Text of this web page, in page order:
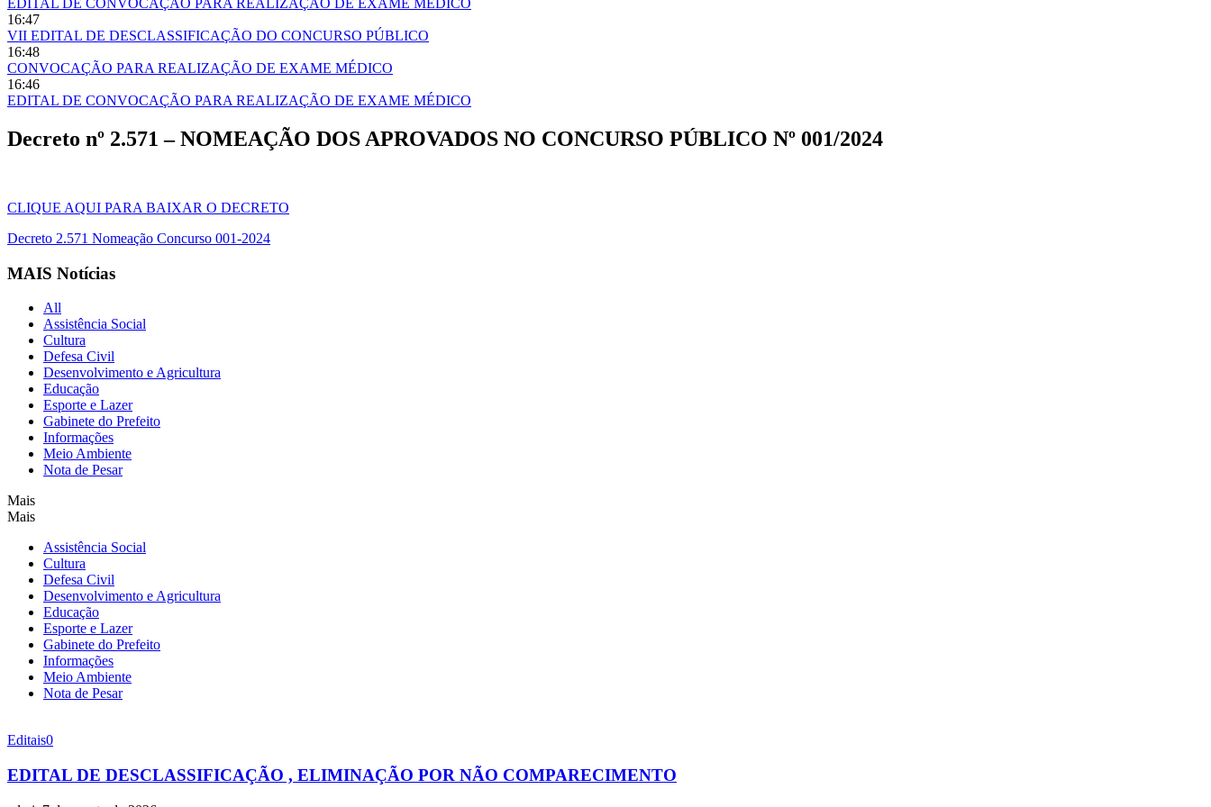
EDITAL DE CONVOCAÇÃO PARA REALIZAÇÃO DE EXAME MÉDICO
16:47
VII EDITAL DE DESCLASSIFICAÇÃO DO CONCURSO PÚBLICO
16:48
CONVOCAÇÃO PARA REALIZAÇÃO DE EXAME MÉDICO
16:46
EDITAL DE CONVOCAÇÃO PARA REALIZAÇÃO DE EXAME MÉDICO
Decreto nº 2.571 – NOMEAÇÃO DOS APROVADOS NO CONCURSO PÚBLICO Nº 001/2024
CLIQUE AQUI PARA BAIXAR O DECRETO
Decreto 2.571 Nomeação Concurso 001-2024
MAIS Notícias
All
Assistência Social
Cultura
Defesa Civil
Desenvolvimento e Agricultura
Educação
Esporte e Lazer
Gabinete do Prefeito
Informações
Meio Ambiente
Nota de Pesar
Mais
Mais
Assistência Social
Cultura
Defesa Civil
Desenvolvimento e Agricultura
Educação
Esporte e Lazer
Gabinete do Prefeito
Informações
Meio Ambiente
Nota de Pesar
Editais0
EDITAL DE DESCLASSIFICAÇÃO , ELIMINAÇÃO POR NÃO COMPARECIMENTO